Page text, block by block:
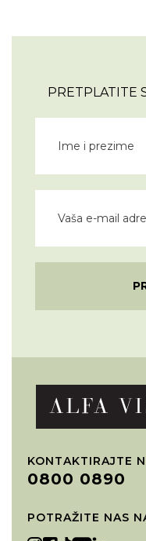
PRETPLATITE
KONTAKTIRAJTE
0800 0890
POTRAŽITE NAS